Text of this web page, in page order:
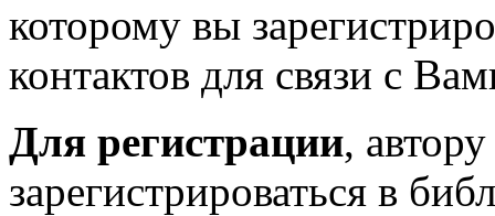
которому вы
контактов для связи с
Для регистрации,
зарегистрироваться в